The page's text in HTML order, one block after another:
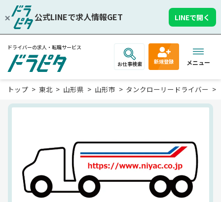
公式LINEで求人情報GET LINEで開く
ドライバーの求人・転職サービス
お仕事検索 新規登録 メニュー
トップ 東北 山形県 山形市 タンクローリードライバー